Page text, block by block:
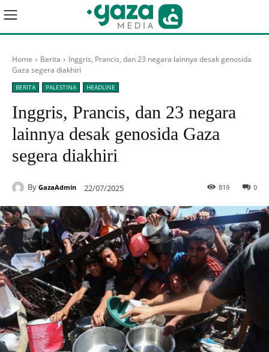
Home Berita
Inggris, Prancis, dan 23 negara lainnya desak genosida
Gaza segera diakhiri
BERITA PALESTINA HEADLINE
Inggris, Prancis, dan 23 negara
lainnya desak genosida Gaza
segera diakhiri
By GazaAdmin 22/07/2025 0
819